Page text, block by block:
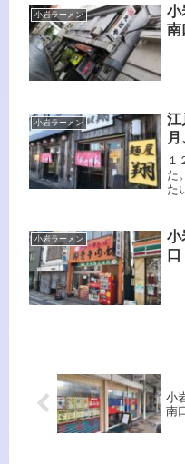
し
な
小岩ラーメン
小
南
小岩ラーメン
江
１
た
た
は
小岩ラーメン
小
口
小
南